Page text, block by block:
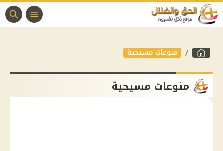
منوعات مسيحية
منوعات مسيحية